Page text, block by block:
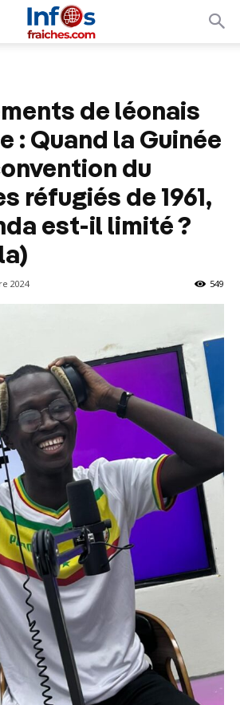
de léonais
: Quand la Guinée
du
réfugiés de 1961,
est-il limité ?
2024 549